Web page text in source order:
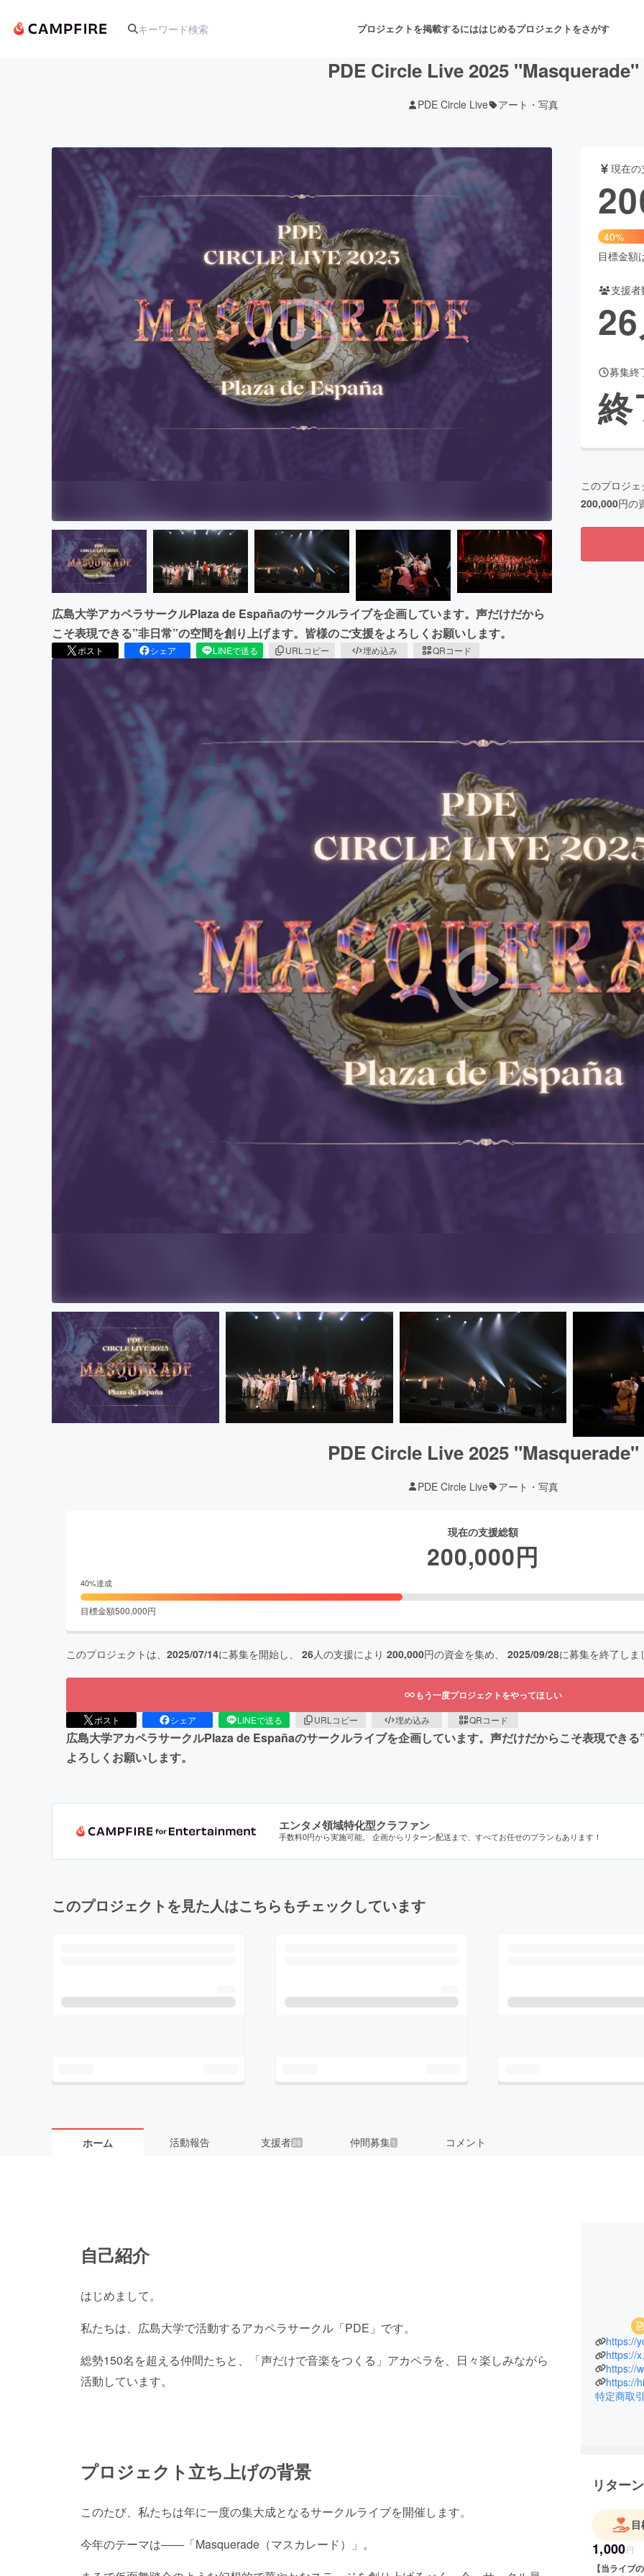
プロジェクトを掲載するにははじめるプロジェクトをさがす
アート・写真 舞台・パフォーマンス
テクノロジー・ガジェット ゲーム・サービス開発 フード・飲食店
映像・映画 書籍・雑誌出版
ビジネス・起業 チャレンジ ビューティー・ヘルスケ
まちづくり・地域活性化
CAMPFIRE for Social Good
CAMPFIRE Creation
CAMPFIREふるさと納税
PDE Circle Live 2025 "Masquerade"
PDE Circle Live アート・写真
広島大学アカペラサークルPlaza de Españaのサークルライブを企画しています。声だけだから
こそ表現できる”非日常”の空間を創り上げます。皆様のご支援をよろしくお願いします。
ポスト シェア LINEで送る URLコピー 埋め込み QRコード
現在
40%
目標金額
支援者
26
募集終
終
このプロジ
200,000円の
PDE Circle Live 2025 "Masquerade"
PDE Circle Live アート・写真
現在の支援総額
200,000円
40%達成
目標金額500,000円
このプロジェクトは、 2025/07/14に募集を開始し、 26人の支援により 200,000円の資金を集め、 2025/09/28に募集を終了しま
もう一度プロジェクトをやってほしい
ポスト シェア LINEで送る URLコピー 埋め込み QRコード
広島大学アカペラサークルPlaza de Españaのサークルライブを企画しています。声だけだからこそ表現でき
よろしくお願いします。
エンタメ領域特化型クラファン
手数料0円から実施可能。 企画からリターン配送まで、すべてお任せのプランもあります！
このプロジェクトを見た人はこちらもチェックしています
ホーム 活動報告 支援者 26 仲間募集 1 コメント
自己紹介
はじめまして。
私たちは、広島大学で活動するアカペラサークル「PDE」です。
総勢150名を超える仲間たちと、「声だけで音楽をつくる」アカペラを、日々楽しみながら
活動しています。
プロジェクト立ち上げの背景
このたび、私たちは年に一度の集大成となるサークルライブを開催します。
今年のテーマは――「Masquerade（マスカレード）」。
https://
https://
特定商取
リター
1,000円
【当ライブの詳細】 ・日時：2025年12月